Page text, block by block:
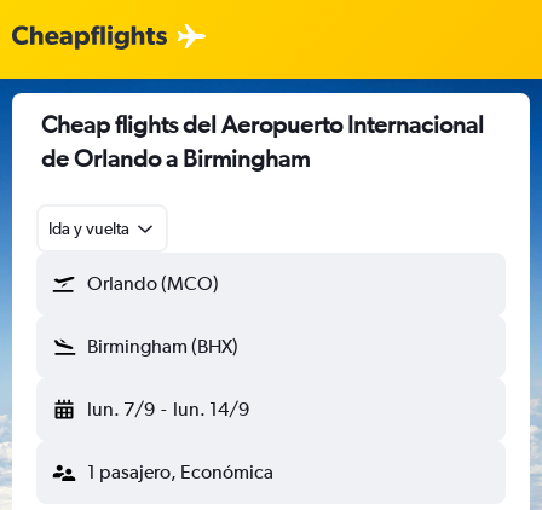
Cheap flights del Aeropuerto Internacional
de Orlando a Birmingham
Ida y vuelta
Orlando (MCO)
Birmingham (BHX)
lun. 7/9 - lun. 14/9
1 pasajero, Económica